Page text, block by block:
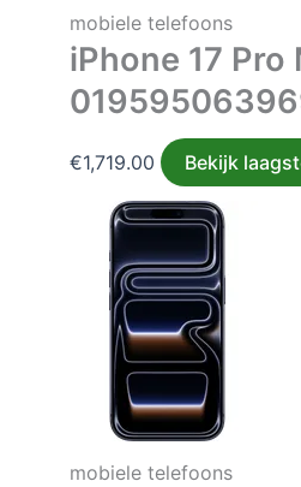
mobiele telefoons
iPhone 17 Pro
€1,719.00 Bekijk
mobiele telefoons